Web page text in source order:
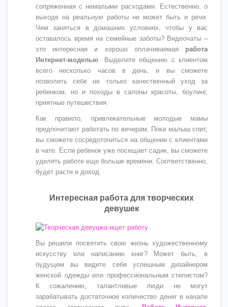
сопряженная с немалыми расходами. Естественно, о
выходе на реальную работы не может быть и речи.
Чем заняться в домашних условиях, чтобы у вас
оставалось время на семейные заботы? Видеочаты –
это интересная и хорошо оплачиваемая работа
Интернет-моделью. Выделите общению с клиентом
всего несколько часов в день, и вы сможете
позволить себе не только качественный уход за
ребенком, но и походы в салоны красоты, боулинг,
приятные путешествия.
Как правило, привлекательные молодые мамы
предпочитают работать по вечерам. Пока малыш спит,
вы сможете сосредоточиться на общении с клиентами
в чате. Если ребенок уже посещает садик, вы сможете
уделять работе еще больше времени. Соответственно,
будет расти и доход.
Интересная работа для творческих
девушек
Вы решили посвятить свою жизнь художественному
искусству или написанию книг? Может быть, в
будущем вы видите себя успешным дизайнером
женской одежды или профессиональным стилистом?
К сожалению, талантливые люди не могут
зарабатывать достаточное количество денег в начале